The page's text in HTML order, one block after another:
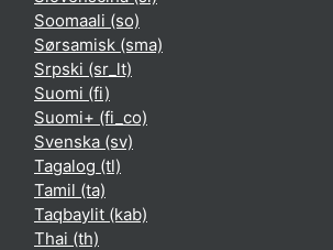
Soomaali ‎(so)‎
Sørsamisk ‎(sma)‎
Srpski ‎(sr_lt)‎
Suomi ‎(fi)‎
Suomi+ ‎(fi_co)‎
Svenska ‎(sv)‎
Tagalog ‎(tl)‎
Tamil ‎(ta)‎
Taqbaylit ‎(kab)‎
Thai ‎(th)‎